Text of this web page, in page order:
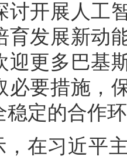
讨开展人工
育发展新动
迎更多巴基
必要措施，
稳定的合作
，在习近平